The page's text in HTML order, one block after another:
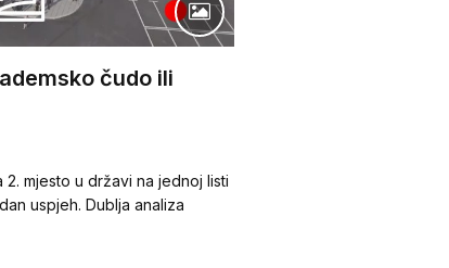
čudo ili
mjesto u državi na jednoj listi
uspjeh. Dublja analiza